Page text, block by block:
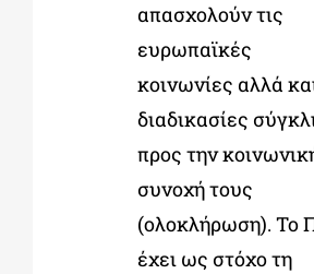
απασχολούν τις
ευρωπαϊκές
κοινωνίες αλλά
διαδικασίες
προς την
συνοχή τους
(ολοκλήρωση). Το
έχει ως στόχο τη